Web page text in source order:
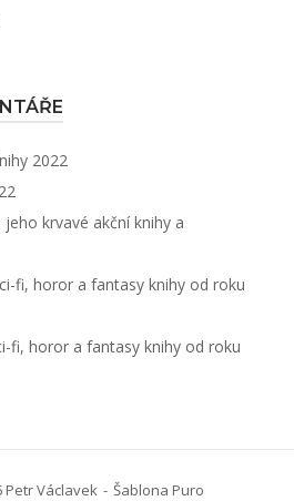
2022
jeho krvavé akční knihy a
fi, horor a fantasy knihy od roku
fi, horor a fantasy knihy od roku
Petr Václavek Šablona Puro